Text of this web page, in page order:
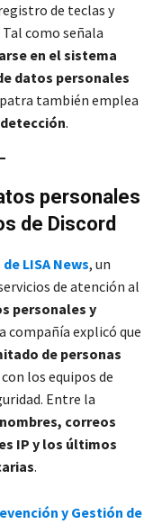
de teclas y
como señala
en el sistema
datos personales
también emplea
.
personales
de Discord
LISA News, un
de atención al
personales y
compañía explicó que
de personas
los equipos de
Entre la
nombres, correos
IP y los últimos
.
y Gestión de